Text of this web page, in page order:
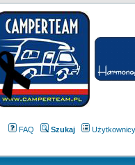
FAQ Szukaj Użytkownicy